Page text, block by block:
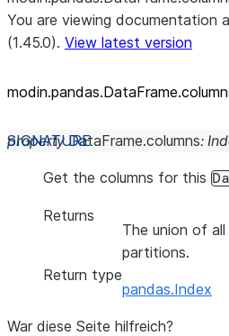
You are viewing documentation
(1.45.0). View latest version
property DataFrame.columns:
Get the columns for this
Returns
The union of
partitions.
Return type
pandas.Index
War diese Seite hilfreich?